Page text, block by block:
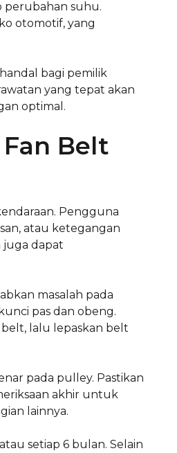
perubahan suhu.
otomotif, yang
bagi pemilik
yang tepat akan
optimal.
Belt
Pengguna
atau ketegangan
juga dapat
masalah pada
pas dan obeng.
lalu lepaskan belt
pada pulley. Pastikan
akhir untuk
lainnya.
setiap 6 bulan. Selain